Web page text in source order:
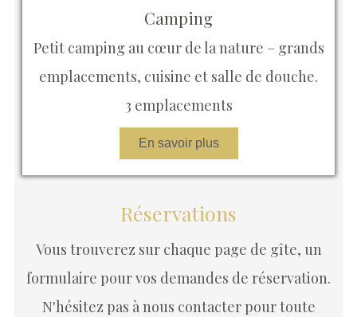
Camping
Petit camping au cœur de la nature – grands
emplacements, cuisine et salle de douche.
3 emplacements
En savoir plus
Réservations
Vous trouverez sur chaque page de gîte, un
formulaire pour vos demandes de réservation.
N'hésitez pas à nous contacter pour toute